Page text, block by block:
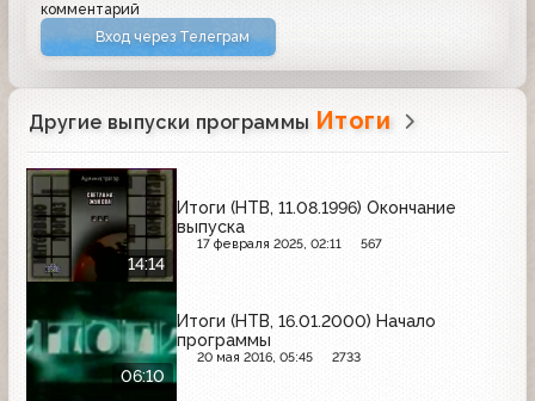
комментарий
Вход через Телеграм
Другие выпуски программы Итоги
14:14
Итоги (НТВ, 11.08.1996) Окончание
выпуска
17 февраля 2025, 02:11 567
06:10
Итоги (НТВ, 16.01.2000) Начало
программы
20 мая 2016, 05:45 2733